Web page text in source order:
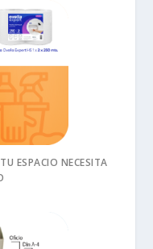
ESPACIO NECESITA